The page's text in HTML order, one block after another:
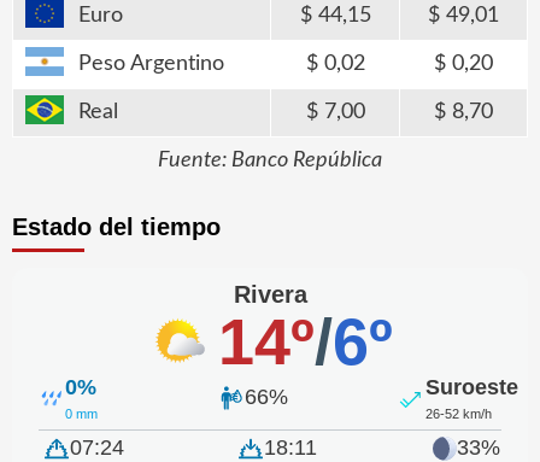
Euro 44,15 49,01
Peso Argentino 0,02 0,20
Real 7,00 8,70
Fuente: Banco República
Estado del tiempo
Rivera
14º/6º
0%
0 mm
66% Suroeste
26-52 km/h
07:24 18:11 33%